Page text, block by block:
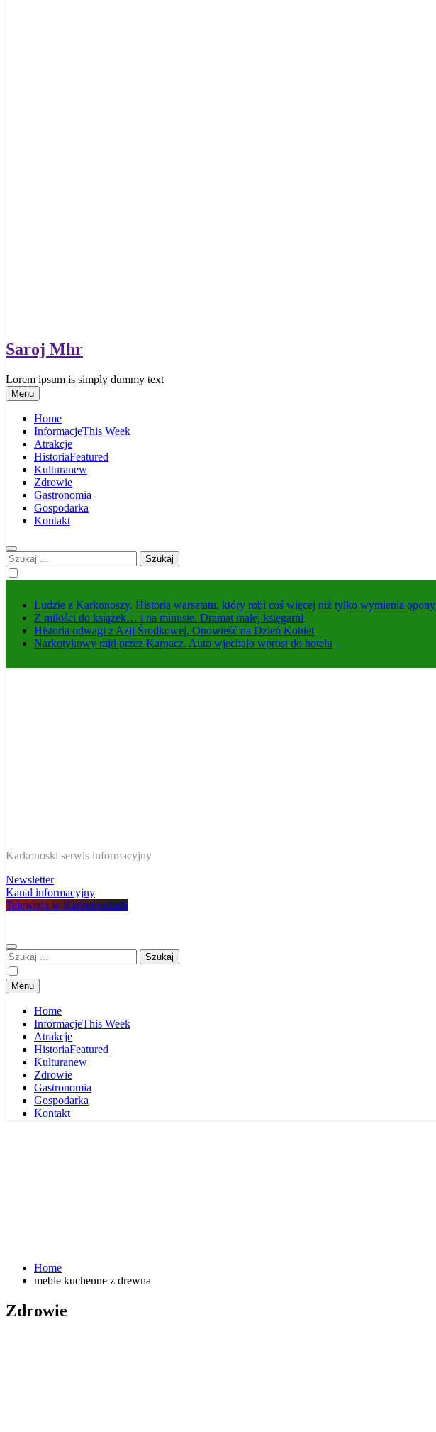
Saroj Mhr
Lorem ipsum is simply dummy text
Menu
Home
InformacjeThis Week
Atrakcje
HistoriaFeatured
Kulturanew
Zdrowie
Gastronomia
Gospodarka
Kontakt
Szukaj:
Ludzie z Karkonoszy. Historia warsztatu, który robi coś więcej niż tylko wymienia opony
Z miłości do książek… i na minusie. Dramat małej księgarni
Historia odwagi z Azji Środkowej. Opowieść na Dzień Kobiet
Narkotykowy rajd przez Karpacz. Auto wjechało wprost do hotelu
W Karkonoszach
Karkonoski serwis informacyjny
Newsletter
Kanal informacyjny
Telewizja w Karkonoszach
Szukaj:
Menu
Home
InformacjeThis Week
Atrakcje
HistoriaFeatured
Kulturanew
Zdrowie
Gastronomia
Gospodarka
Kontakt
Home
meble kuchenne z drewna
Zdrowie